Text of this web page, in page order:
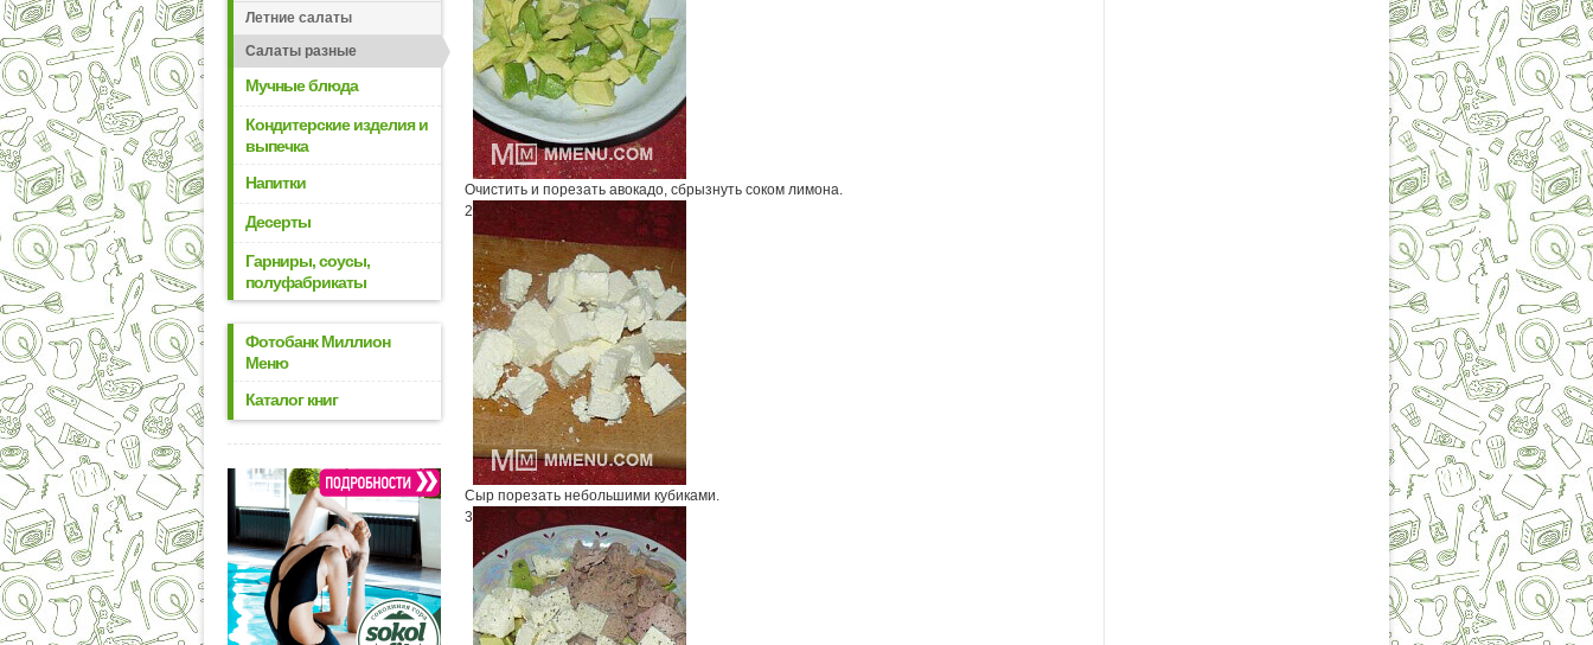
Летние салаты
Салаты разные
Мучные блюда
Кондитерские изделия и
выпечка
Напитки
Десерты
Гарниры, соусы,
полуфабрикаты
Фотобанк Миллион
Меню
Каталог книг
Очистить и порезать авокадо, сбрызнуть соком лимона.
2
Сыр порезать небольшими кубиками.
3